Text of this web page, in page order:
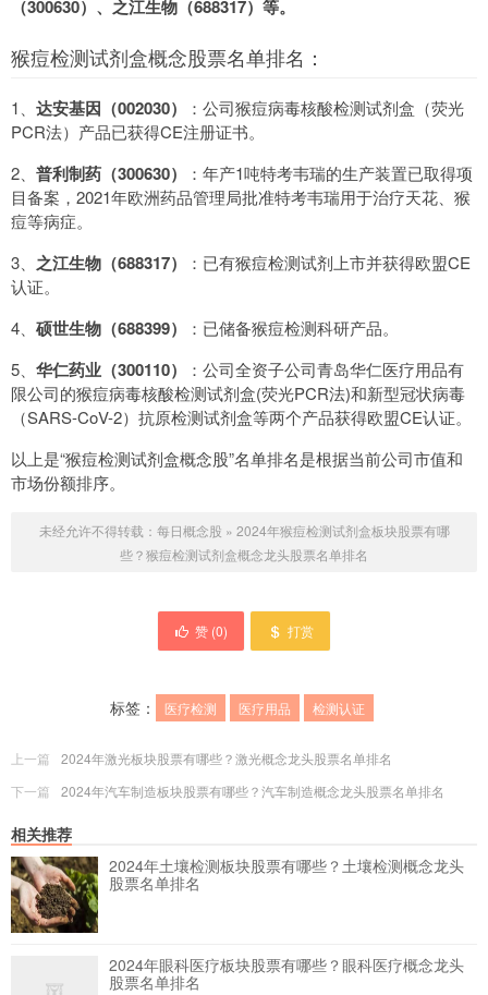
（300630）、之江生物（688317）等。
猴痘检测试剂盒概念股票名单排名：
1、 达安基因（002030）
：公司猴痘病毒核酸检测试剂盒（荧光
PCR法）产品已获得CE注册证书。
2、 普利制药（300630）
：年产1吨特考韦瑞的生产装置已取得项
目备案，2021年欧洲药品管理局批准特考韦瑞用于治疗天花、猴
痘等病症。
3、 之江生物（688317）
：已有猴痘检测试剂上市并获得欧盟CE
认证。
4、 硕世生物（688399）
：已储备猴痘检测科研产品。
5、 华仁药业（300110）
：公司全资子公司青岛华仁医疗用品有
限公司的猴痘病毒核酸检测试剂盒(荧光PCR法)和新型冠状病毒
（SARS-CoV-2）抗原检测试剂盒等两个产品获得欧盟CE认证。
以上是“猴痘检测试剂盒概念股”名单排名是根据当前公司市值和
市场份额排序。
未经允许不得转载： 每日概念股 » 2024年猴痘检测试剂盒板块股票有哪
些？猴痘检测试剂盒概念龙头股票名单排名
赞 (0) 打赏
标签： 医疗检测 医疗用品 检测认证
上一篇
2024年激光板块股票有哪些？激光概念龙头股票名单排名
下一篇
2024年汽车制造板块股票有哪些？汽车制造概念龙头股票名单排名
相关推荐
2024年土壤检测板块股票有哪些？土壤检测概念龙头
股票名单排名
2024年眼科医疗板块股票有哪些？眼科医疗概念龙头
股票名单排名